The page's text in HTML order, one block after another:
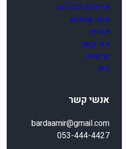
מדיניות ופרטיות
תנאי שימוש
אודות
צור קשר
נגישות
בית
אנשי קשר
bardaamir@gmail.com
053-444-4427